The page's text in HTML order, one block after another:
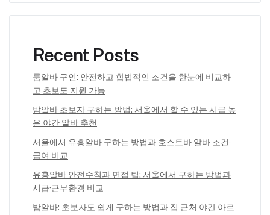
Recent Posts
룸알바 구인: 안전하고 합법적인 조건을 한눈에 비교하
고 초보도 지원 가능
밤알바 초보자 구하는 방법: 서울에서 할 수 있는 시급 높
은 야간 알바 추천
서울에서 유흥알바 구하는 방법과 호스트바 알바 조건·
급여 비교
유흥알바 안전수칙과 면접 팁: 서울에서 구하는 방법과
시급·근무환경 비교
밤알바: 초보자도 쉽게 구하는 방법과 집 근처 야간 아르